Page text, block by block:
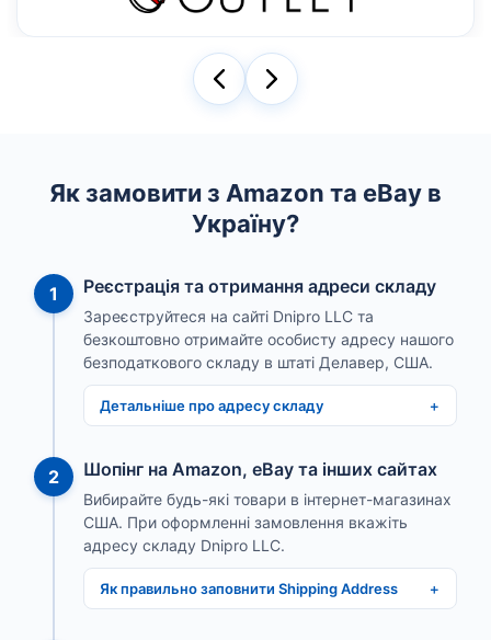
Як замовити з Amazon та eBay в
Україну?
1 Реєстрація та отримання адреси складу
Зареєструйтеся на сайті Dnipro LLC та
безкоштовно отримайте особисту адресу нашого
безподаткового складу в штаті Делавер, США.
Детальніше про адресу складу
2 Шопінг на Amazon, eBay та інших сайтах
Вибирайте будь-які товари в інтернет-магазинах
США. При оформленні замовлення вкажіть
адресу складу Dnipro LLC.
Як правильно заповнити Shipping Address